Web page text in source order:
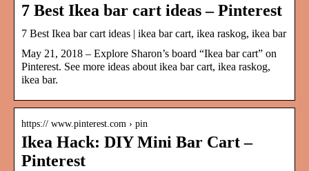
7 Best Ikea bar cart ideas – Pinterest
7 Best Ikea bar cart ideas | ikea bar cart, ikea raskog, ikea bar
May 21, 2018 – Explore Sharon’s board “Ikea bar cart” on
Pinterest. See more ideas about ikea bar cart, ikea raskog,
ikea bar.
https:// www.pinterest.com › pin
Ikea Hack: DIY Mini Bar Cart –
Pinterest